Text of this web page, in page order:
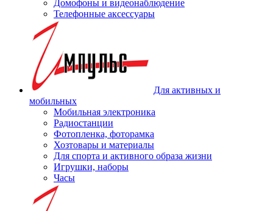
Домофоны и видеонаблюдение
Телефонные аксессуары
Для активных и
мобильных
Мобильная электроника
Радиостанции
Фотопленка, фоторамка
Хозтовары и материалы
Для спорта и активного образа жизни
Игрушки, наборы
Часы